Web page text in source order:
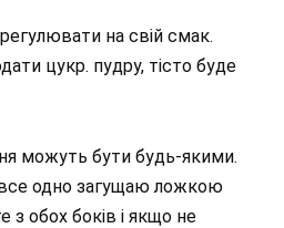
на свій смак.
цукр. пудру, тісто буде
можуть бути будь-якими.
одно загущаю ложкою
з обох боків і якщо не